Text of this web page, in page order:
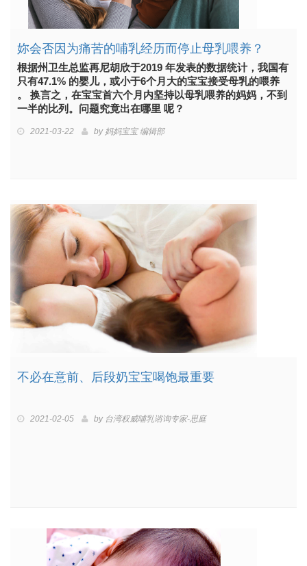
妳会否因为痛苦的哺乳经历而停止母乳喂养？
根据州卫生总监再尼胡欣于2019 年发表的数据统计，我国有
只有47.1% 的婴儿，或小于6个月大的宝宝接受母乳的喂养
。 换言之，在宝宝首六个月内坚持以母乳喂养的妈妈，不到
一半的比列。问题究竟出在哪里 呢？
2021-03-22 by 妈妈宝宝 编辑部
不必在意前、后段奶宝宝喝饱最重要
2021-02-05 by 台湾权威哺乳谘询专家-思庭